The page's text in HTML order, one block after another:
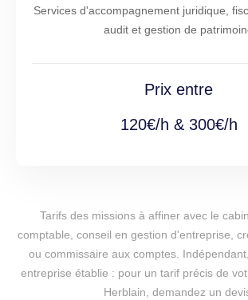
Services d'accompagnement juridique,
audit et gestion de
Prix entre
120€/h & 300€/h
Tarifs des missions à affiner avec le
comptable, conseil en gestion d'entreprise,
ou commissaire aux comptes.
entreprise établie : pour un tarif précis de
Herblain, demandez un